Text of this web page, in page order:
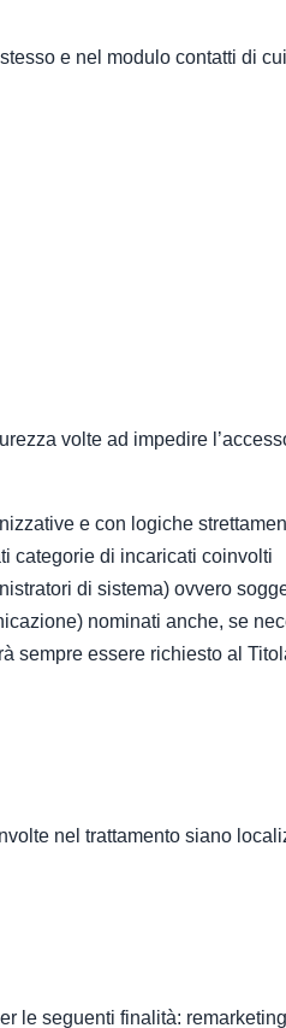
e nel modulo contatti di
volte ad impedire
e con logiche
categorie di incaricati coinvolti
di sistema) ovvero
nominati anche, se
sempre essere richiesto al
nel trattamento siano
le seguenti finalità: